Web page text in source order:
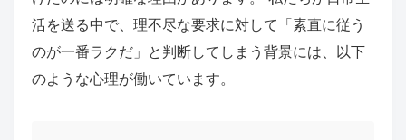
活を送る中で、理不尽な要求に対して「素直に従う
のが一番ラクだ」と判断してしまう背景には、以下
のような心理が働いています。